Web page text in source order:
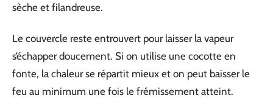
sèche et filandreuse.
Le couvercle reste entrouvert pour laisser la vapeur
s’échapper doucement. Si on utilise une cocotte en
fonte, la chaleur se répartit mieux et on peut baisser le
feu au minimum une fois le frémissement atteint.